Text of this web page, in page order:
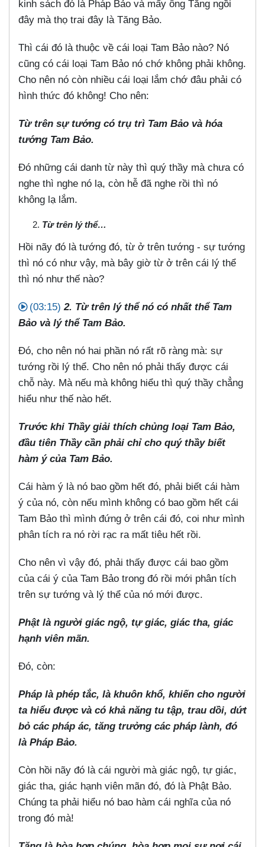
kinh sách đó là Pháp Bảo và mấy ông Tăng ngồi
đây mà thọ trai đây là Tăng Bảo.
Thì cái đó là thuộc về cái loại Tam Bảo nào? Nó
cũng có cái loại Tam Bảo nó chớ không phải không.
Cho nên nó còn nhiều cái loại lắm chớ đâu phải có
hình thức đó không! Cho nên:
Từ trên sự tướng có trụ trì Tam Bảo và hóa
tướng Tam Bảo.
Đó những cái danh từ này thì quý thầy mà chưa có
nghe thì nghe nó lạ, còn hễ đã nghe rồi thì nó
không lạ lắm.
Từ trên lý thể…
Hồi nãy đó là tướng đó, từ ở trên tướng - sự tướng
thì nó có như vậy, mà bây giờ từ ở trên cái lý thể
thì nó như thế nào?
(03:15) 2. Từ trên lý thể nó có nhất thể Tam
Bảo và lý thể Tam Bảo.
Đó, cho nên nó hai phần nó rất rõ ràng mà: sự
tướng rồi lý thể. Cho nên nó phải thấy được cái
chỗ này. Mà nếu mà không hiểu thì quý thầy chẳng
hiểu như thế nào hết.
Trước khi Thầy giải thích chủng loại Tam Bảo,
đầu tiên Thầy cần phải chỉ cho quý thầy biết
hàm ý của Tam Bảo.
Cái hàm ý là nó bao gồm hết đó, phải biết cái hàm
ý của nó, còn nếu mình không có bao gồm hết cái
Tam Bảo thì mình đứng ở trên cái đó, coi như mình
phân tích ra nó rời rạc ra mất tiêu hết rồi.
Cho nên vì vậy đó, phải thấy được cái bao gồm
của cái ý của Tam Bảo trong đó rồi mới phân tích
trên sự tướng và lý thể của nó mới được.
Phật là người giác ngộ, tự giác, giác tha, giác
hạnh viên mãn.
Đó, còn:
Pháp là phép tắc, là khuôn khổ, khiến cho người
ta hiểu được và có khả năng tu tập, trau dồi, dứt
bỏ các pháp ác, tăng trưởng các pháp lành, đó
là Pháp Bảo.
Còn hồi nãy đó là cái người mà giác ngộ, tự giác,
giác tha, giác hạnh viên mãn đó, đó là Phật Bảo.
Chúng ta phải hiểu nó bao hàm cái nghĩa của nó
trong đó mà!